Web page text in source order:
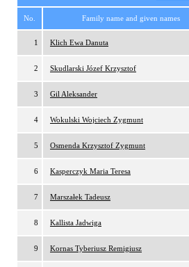
No. Family name and given names
1 Klich Ewa Danuta
2 Skudlarski Józef Krzysztof
3 Gil Aleksander
4 Wokulski Wojciech Zygmunt
5 Osmenda Krzysztof Zygmunt
6 Kasperczyk Maria Teresa
7 Marszałek Tadeusz
8 Kallista Jadwiga
9 Kornas Tyberiusz Remigiusz